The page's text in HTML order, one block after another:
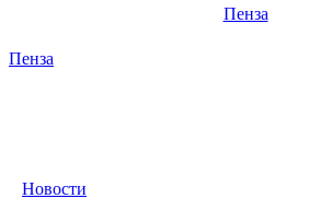
Пенза
Пенза
Новости